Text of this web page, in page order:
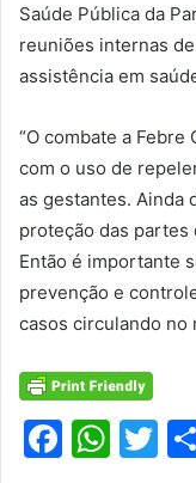
Saúde Pública da
reuniões internas
assistência em
“O combate a
com o uso de
as gestantes. Ainda
proteção das partes
Então é importante
prevenção e
casos circulando no
F
W T